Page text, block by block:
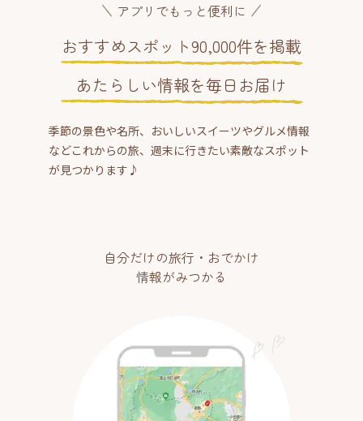
アプリでもっと便利に
おすすめスポット90,000件を掲載
あたらしい情報を毎日お届け
季節の景色や名所、おいしいスイーツやグルメ情報
などこれからの旅、週末に行きたい素敵なスポット
が見つかります♪
自分だけの旅行・おでかけ
情報がみつかる